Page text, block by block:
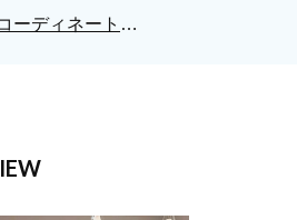
家具も含めたトータルコーディネート空間で生活のイメージが湧きました＊